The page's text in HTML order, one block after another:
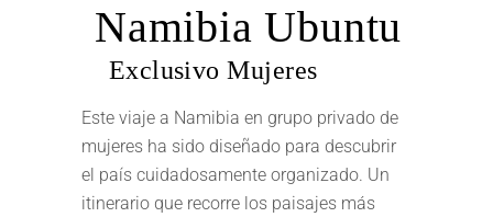
Namibia Ubuntu
Exclusivo Mujeres
Este viaje a Namibia en grupo privado de
mujeres ha sido diseñado para descubrir
el país cuidadosamente organizado. Un
itinerario que recorre los paisajes más